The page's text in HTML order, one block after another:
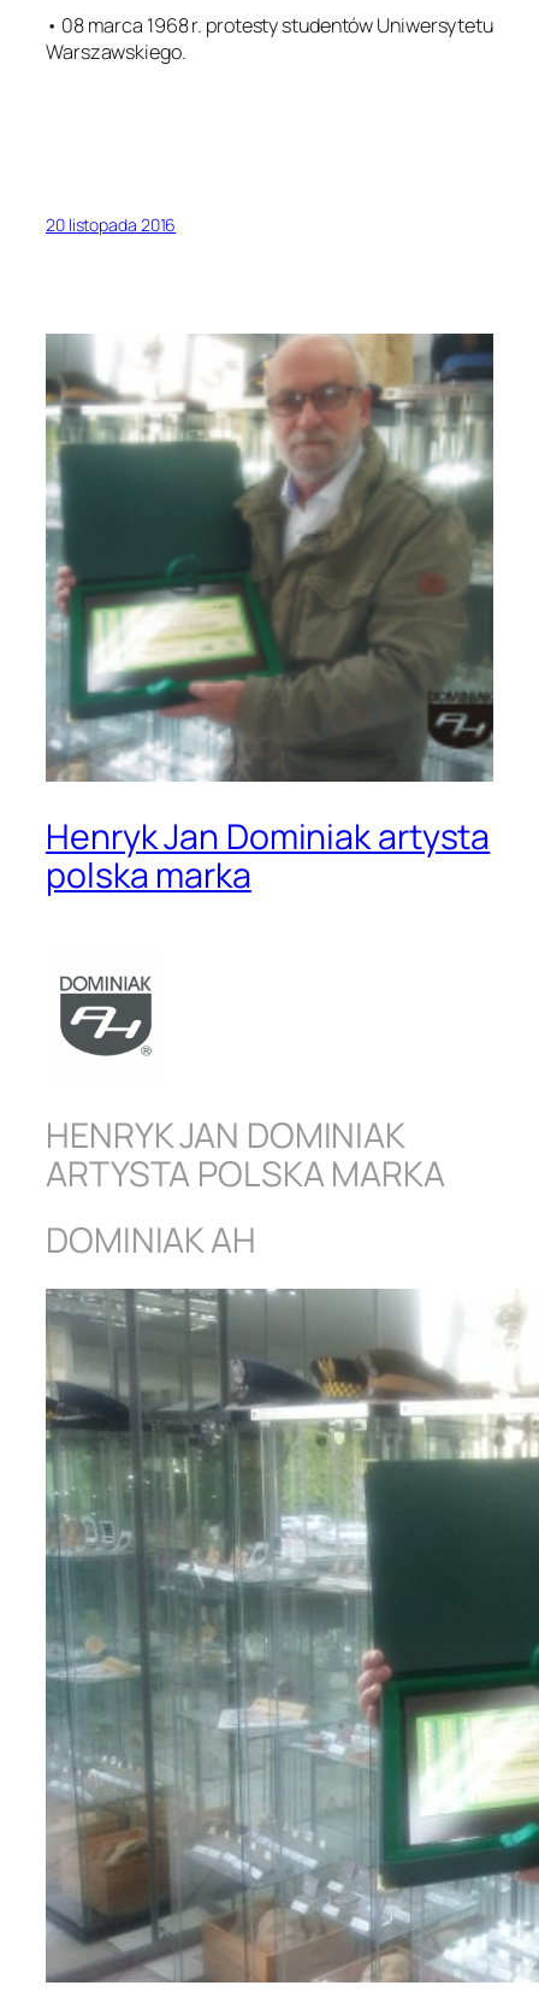
• 08 marca 1968 r. protesty studentów Uniwersytetu
Warszawskiego.
20 listopada 2016
Henryk Jan Dominiak artysta
polska marka
HENRYK JAN DOMINIAK
ARTYSTA POLSKA MARKA
DOMINIAK AH